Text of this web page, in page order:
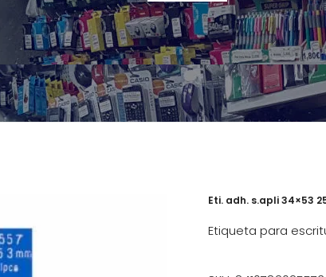
Eti. adh. s.apli 34×53
Etiqueta para